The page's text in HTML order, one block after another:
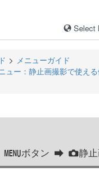
Select
メニューガイド
ュー：静止画撮影で使え
Gボタン C静